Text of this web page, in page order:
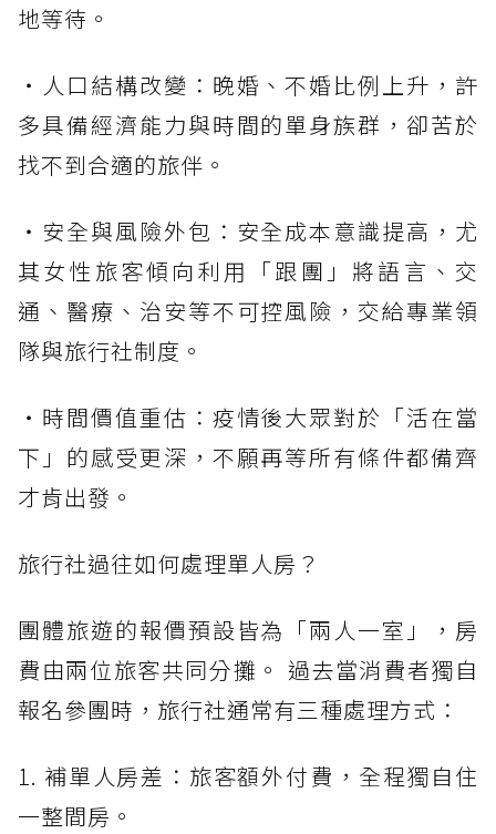
地等待。
・人口結構改變：晚婚、不婚比例上升，許
多具備經濟能力與時間的單身族群，卻苦於
找不到合適的旅伴。
・安全與風險外包：安全成本意識提高，尤
其女性旅客傾向利用「跟團」將語言、交
通、醫療、治安等不可控風險，交給專業領
隊與旅行社制度。
・時間價值重估：疫情後大眾對於「活在當
下」的感受更深，不願再等所有條件都備齊
才肯出發。
旅行社過往如何處理單人房？
團體旅遊的報價預設皆為「兩人一室」，房
費由兩位旅客共同分攤。 過去當消費者獨自
報名參團時，旅行社通常有三種處理方式：
1. 補單人房差：旅客額外付費，全程獨自住
一整間房。